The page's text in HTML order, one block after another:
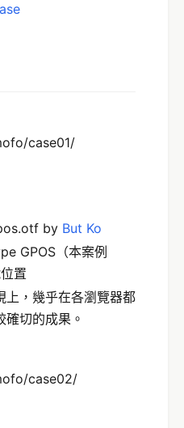
case01/
by But Ko
GPOS（本案例
置
上，幾乎在各瀏覽器都
切的成果。
case02/